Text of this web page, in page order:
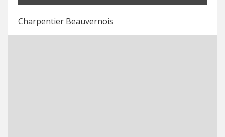
Charpentier Beauvernois